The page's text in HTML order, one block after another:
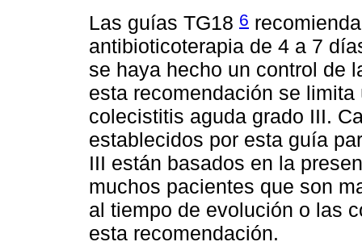
Las guías TG18 6
antibioticoterapia de 4 a 7
se haya hecho un control de
esta recomendación se
colecistitis aguda grado III.
establecidos por esta guía
III están basados en la
muchos pacientes que son
al tiempo de evolución o las
esta recomendación.